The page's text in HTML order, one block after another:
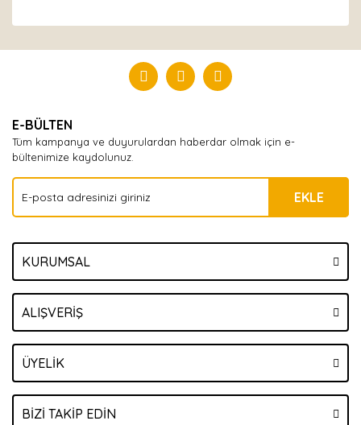
Yorum Yaz
E-BÜLTEN
Tüm kampanya ve duyurulardan haberdar olmak için e-
bültenimize kaydolunuz.
EKLE
KURUMSAL
ALIŞVERİŞ
ÜYELİK
BİZİ TAKİP EDİN